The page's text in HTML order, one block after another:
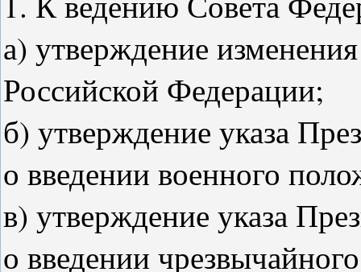
а) утверждение
Российской Федерации;
б) утверждение указа
о введении военного
в) утверждение указа
о введении